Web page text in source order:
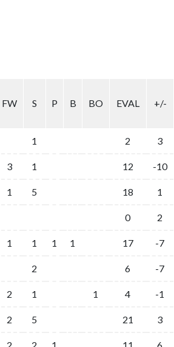
FW S P B BO EVAL
+/-
1 2 3
3 1 12 -10
1 5 18 1
0 2
1 1 1 1 17 -7
2 6 -7
2 1 1 4 -1
2 5 21 3